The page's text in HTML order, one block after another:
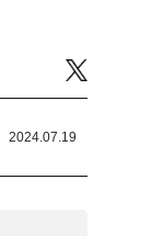
2024.07.19